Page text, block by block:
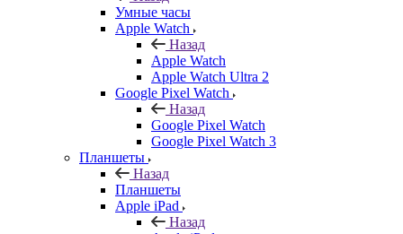
Умные часы
Apple Watch
Назад
Apple Watch
Apple Watch Ultra 2
Google Pixel Watch
Назад
Google Pixel Watch
Google Pixel Watch 3
Планшеты
Назад
Планшеты
Apple iPad
Назад